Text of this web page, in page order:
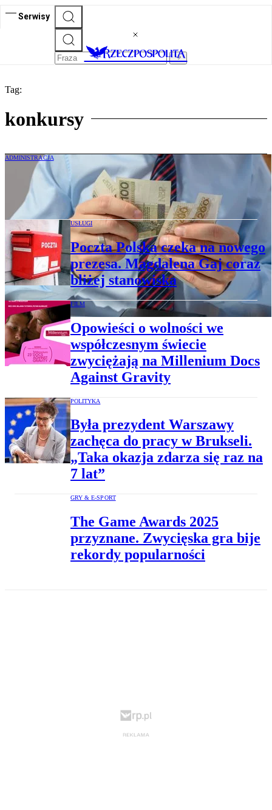
Serwisy
Tag:
konkursy
ADMINISTRACJA
Program Interreg: wciąż dostępne
dotacje na projekty transgraniczne
USŁUGI
Poczta Polska czeka na nowego
prezesa. Magdalena Gaj coraz
bliżej stanowiska
FILM
Opowieści o wolności we
współczesnym świecie
zwyciężają na Millenium Docs
Against Gravity
POLITYKA
Była prezydent Warszawy
zachęca do pracy w Brukseli.
„Taka okazja zdarza się raz na
7 lat”
GRY & E-SPORT
The Game Awards 2025
przyznane. Zwycięska gra bije
rekordy popularności